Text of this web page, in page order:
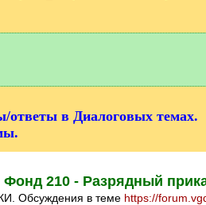
ответы в Диалоговых темах.
210 - Разрядный
Обсуждения в теме https://